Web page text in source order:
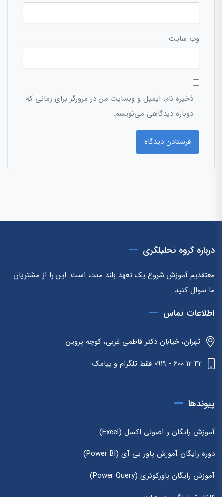
وب‌ سایت
ذخیره نام، ایمیل و وبسایت من در مرورگر برای زمانی که
دوباره دیدگاهی می‌نویسم.
درباره گروه تحلیلگری
معتقدیم آموزش شروع یک تعهد بلند مدت است. این را از مشتریان
ما سوال کنید.
اطلاعات تماس
تهران، خیابان دکتر فاطمی غربی، کوچه پروین
42 12 600 - 0919 فقط تلگرام و پیامک
پیوندها
آموزش رایگان و اصولی اکسل (Excel)
دوره رایگان آموزش پاور بی آی (Power BI)
آموزش رایگان پاورکوئری (Power Query)